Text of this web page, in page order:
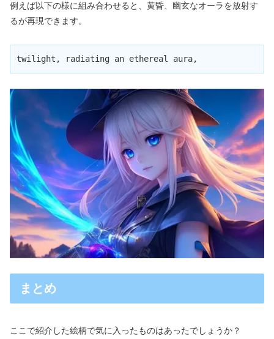
例えば以下の様に組み合わせると、黄昏、幽玄なオーラを放射す
るが再現できます。
twilight, radiating an ethereal aura,
まとめ
ここで紹介した絵柄で気に入ったものはあったでしょうか？